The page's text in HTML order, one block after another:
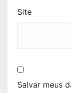
Site
Salvar meus